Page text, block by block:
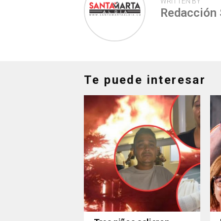
Redacción
Te puede interesar